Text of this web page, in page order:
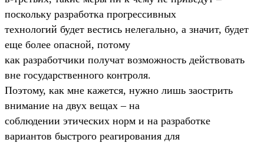
поскольку разработка прогрессивных
технологий будет вестись нелегально, а значит, будет
еще более опасной, потому
как разработчики получат возможность действовать
вне государственного контроля.
Поэтому, как мне кажется, нужно лишь заострить
внимание на двух вещах – на
соблюдении этических норм и на разработке
вариантов быстрого реагирования для